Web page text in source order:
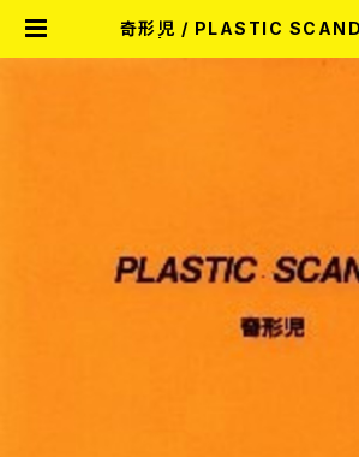
奇形児 / PLASTIC